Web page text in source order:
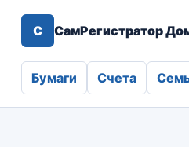
С СамРегистратор
Бумаги Счета